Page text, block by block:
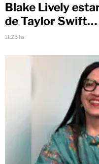
Blake Lively
de Taylor Swift…
11:25 hs